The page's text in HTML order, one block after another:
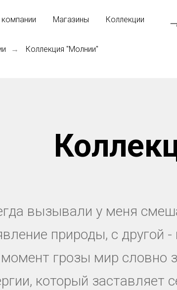
Магазины Коллекции
→ Коллекция "Молнии"
вызывали у меня
природы, с другой
грозы мир словно
который заставляет